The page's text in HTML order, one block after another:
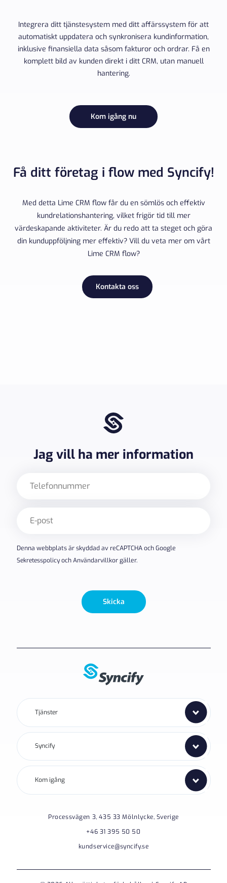
Integrera ditt tjänstesystem med ditt affärssystem för att
automatiskt uppdatera och synkronisera kundinformation,
inklusive finansiella data såsom fakturor och ordrar. Få en
komplett bild av kunden direkt i ditt CRM, utan manuell
hantering.
Kom igång nu
Få ditt företag i flow med Syncify!
Med detta Lime CRM flow får du en sömlös och effektiv
kundrelationshantering, vilket frigör tid till mer
värdeskapande aktiviteter. Är du redo att ta steget och göra
din kunduppföljning mer effektiv? Vill du veta mer om vårt
Lime CRM flow?
Kontakta oss
Jag vill ha mer information
post
Denna webbplats är skyddad av reCAPTCHA och Google
SekretesspolicyochAnvändarvillkorgäller.
Skicka
Tjänster
Syncify
Kom igång
Processvägen 3, 435 33 Mölnlycke, Sverige
+46 31 395 50 50
kundservice@syncify.se